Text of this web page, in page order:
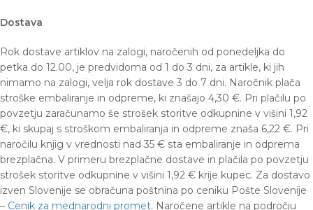
Dostava
Rok dostave artiklov na zalogi, naročenih od ponedeljka do
petka do 12.00, je predvidoma od 1 do 3 dni, za artikle, ki jih
nimamo na zalogi, velja rok dostave 3 do 7 dni. Naročnik plača
stroške embaliranje in odpreme, ki znašajo 4,30 €. Pri plačilu po
povzetju zaračunamo še strošek storitve odkupnine v višini 1,92
€, ki skupaj s stroškom embaliranja in odpreme znaša 6,22 €. Pri
naročilu knjig v vrednosti nad 35 € sta embaliranje in odprema
brezplačna. V primeru brezplačne dostave in plačila po povzetju
strošek storitve odkupnine v višini 1,92 € krije kupec. Za dostavo
izven Slovenije se obračuna poštnina po ceniku Pošte Slovenije
– Cenik za mednarodni promet. Naročene artikle na področju